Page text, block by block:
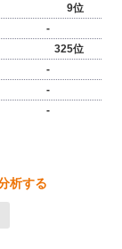
9位
-
325位
-
-
-
析する